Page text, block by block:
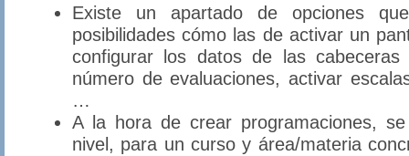
Existe un apartado de opciones
posibilidades cómo las de activar un
configurar los datos de las
número de evaluaciones, activar
…
A la hora de crear programaciones,
nivel, para un curso y área/materia